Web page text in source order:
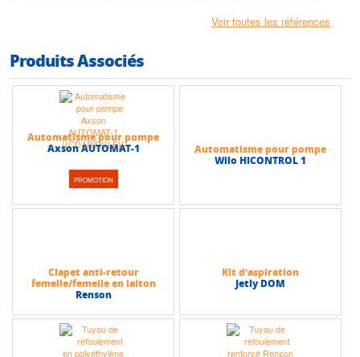
F 32/250A (A3P0101F)/F 40/150C (A3P0102F)
Voir toutes les références
Produits Associés
PROMOTION
Automatisme pour pompe
Axson AUTOMAT-1
Automatisme pour pompe
Wilo HICONTROL 1
Clapet anti-retour
femelle/femelle en laiton
Renson
Kit d’aspiration
Jetly DOM